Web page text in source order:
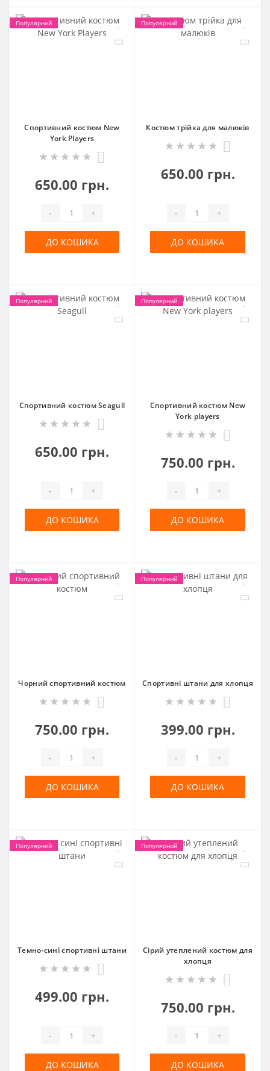
Популярний
Спортивний костюм New
York Players
650.00 грн.
- +
ДО КОШИКА
Популярний
Костюм трійка для малюків
650.00 грн.
- +
ДО КОШИКА
Популярний
Спортивний костюм Seagull
650.00 грн.
- +
ДО КОШИКА
Популярний
Спортивний костюм New
York players
750.00 грн.
- +
ДО КОШИКА
Популярний
Чорний спортивний костюм
750.00 грн.
- +
ДО КОШИКА
Популярний
Спортивні штани для хлопця
399.00 грн.
- +
ДО КОШИКА
Популярний
Темно-сині спортивні штани
499.00 грн.
- +
ДО КОШИКА
Популярний
Сірий утеплений костюм для
хлопця
750.00 грн.
- +
ДО КОШИКА